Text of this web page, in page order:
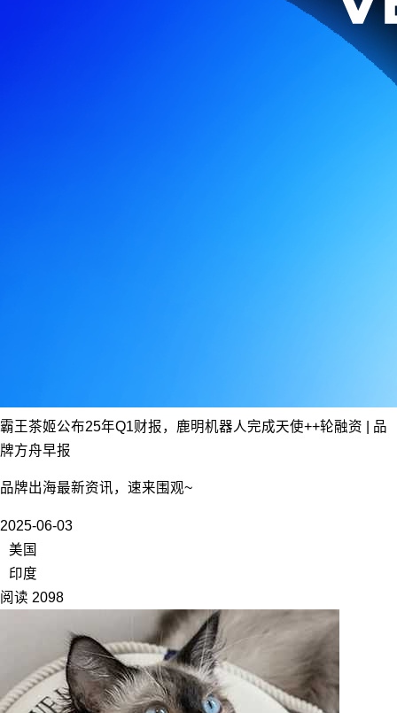
霸王茶姬公布25年Q1财报，鹿明机器人完成天使++轮融资 | 品
牌方舟早报
品牌出海最新资讯，速来围观~
2025-06-03
美国
印度
阅读 2098